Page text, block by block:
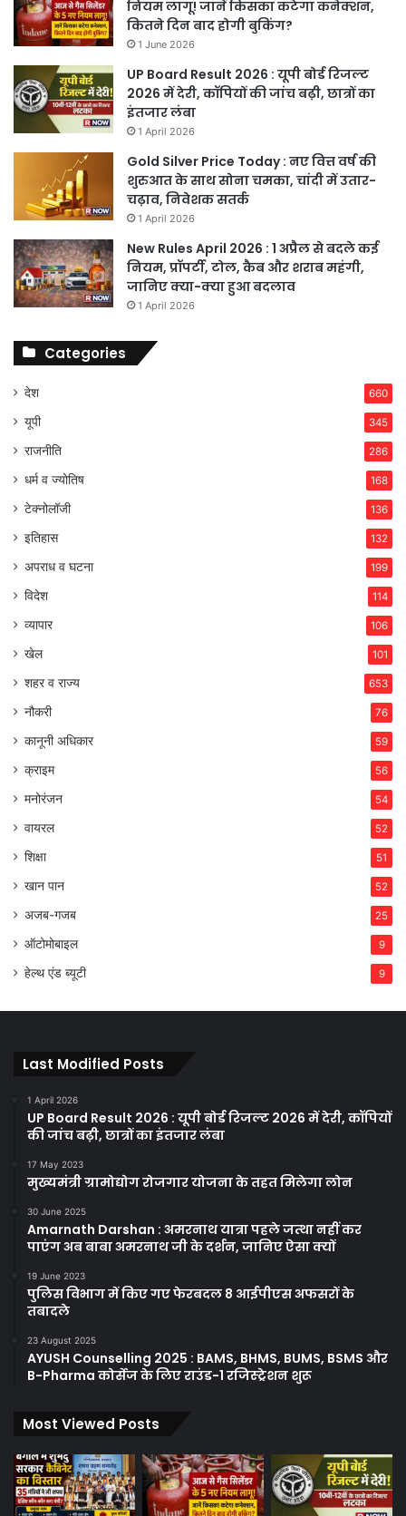
नियम लागू! जानें किसका कटेगा कनेक्शन,
कितने दिन बाद होगी बुकिंग?
1 June 2026
UP Board Result 2026 : यूपी बोर्ड रिजल्ट
2026 में देरी, कॉपियों की जांच बढ़ी, छात्रों का
इंतजार लंबा
1 April 2026
Gold Silver Price Today : नए वित्त वर्ष की
शुरुआत के साथ सोना चमका, चांदी में उतार-
चढ़ाव, निवेशक सतर्क
1 April 2026
New Rules April 2026 : 1 अप्रैल से बदले कई
नियम, प्रॉपर्टी, टोल, कैब और शराब महंगी,
जानिए क्या-क्या हुआ बदलाव
1 April 2026
Categories
देश 660
यूपी 345
राजनीति 286
धर्म व ज्योतिष 168
टेक्नोलॉजी 136
इतिहास 132
अपराध व घटना 199
विदेश 114
व्यापार 106
खेल 101
शहर व राज्य 653
नौकरी 76
कानूनी अधिकार 59
क्राइम 56
मनोरंजन 54
वायरल 52
शिक्षा 51
खान पान 52
अजब-गजब 25
ऑटोमोबाइल 9
हेल्थ एंड ब्यूटी 9
Last Modified Posts
1 April 2026
UP Board Result 2026 : यूपी बोर्ड रिजल्ट 2026 में देरी, कॉपियों
की जांच बढ़ी, छात्रों का इंतजार लंबा
17 May 2023
मुख्यमंत्री ग्रामोद्योग रोजगार योजना के तहत मिलेगा लोन
30 June 2025
Amarnath Darshan : अमरनाथ यात्रा पहले जत्था नहीं कर
पाएंग अब बाबा अमरनाथ जी के दर्शन, जानिए ऐसा क्यों
19 June 2023
पुलिस विभाग में किए गए फेरबदल 8 आईपीएस अफसरों के
तबादले
23 August 2025
AYUSH Counselling 2025 : BAMS, BHMS, BUMS, BSMS और
B-Pharma कोर्सेज के लिए राउंड-1 रजिस्ट्रेशन शुरू
Most Viewed Posts